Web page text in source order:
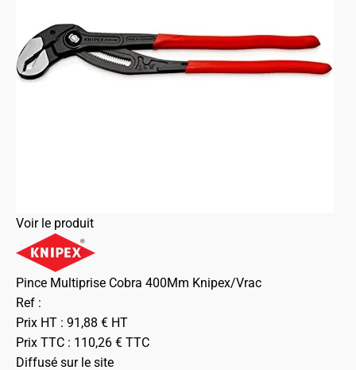
Voir le produit
Pince Multiprise Cobra 400Mm Knipex/Vrac
Ref :
Prix HT : 91,88 € HT
Prix TTC : 110,26 € TTC
Diffusé sur le site